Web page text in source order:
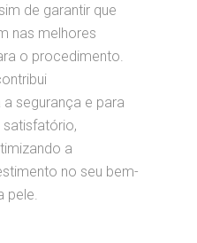
de garantir que
nas melhores
o procedimento.
segurança e para
satisfatório,
a
no seu bem-
pele.